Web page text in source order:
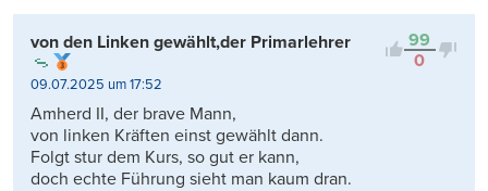
99
0
von den Linken gewählt,der Primarlehrer
09.07.2025 um 17:52
Amherd II, der brave Mann,
von linken Kräften einst gewählt dann.
Folgt stur dem Kurs, so gut er kann,
doch echte Führung sieht man kaum dran.